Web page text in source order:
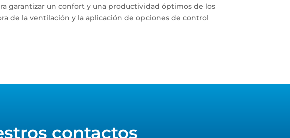
garantizar un confort y una productividad óptimos de los
de la ventilación y la aplicación de opciones de control
contactos